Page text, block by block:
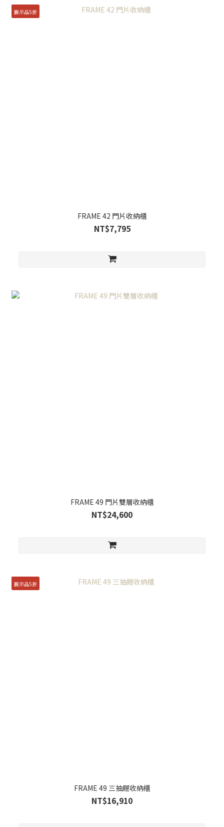
展示品5折
FRAME 42 門片收納櫃
NT$7,795
FRAME 49 門片雙層收納櫃
NT$24,600
展示品5折
FRAME 49 三抽屜收納櫃
NT$16,910